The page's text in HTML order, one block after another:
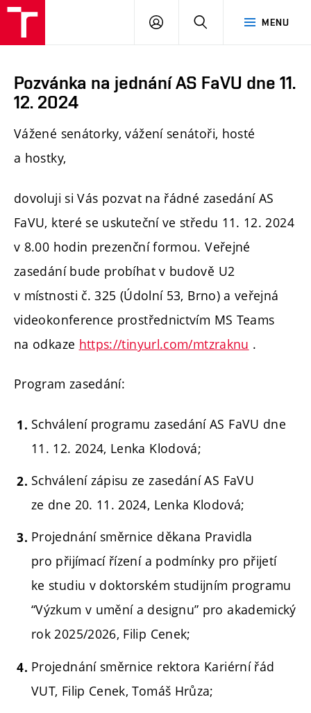
MENU
PŘIHLÁSIT
Pozvánka na jednání AS FaVU dne 11.
12. 2024
Vážené senátorky, vážení senátoři, hosté
a hostky,
dovoluji si Vás pozvat na řádné zasedání AS
FaVU, které se uskuteční ve středu 11. 12. 2024
v 8.00 hodin prezenční formou. Veřejné
zasedání bude probíhat v budově U2
v místnosti č. 325 (Údolní 53, Brno) a veřejná
videokonference prostřednictvím MS Teams
na odkaze https://tinyurl.com/mtzraknu .
Program zasedání:
Schválení programu zasedání AS FaVU dne
11. 12. 2024, Lenka Klodová;
Schválení zápisu ze zasedání AS FaVU
ze dne 20. 11. 2024, Lenka Klodová;
Projednání směrnice děkana Pravidla
pro přijímací řízení a podmínky pro přijetí
ke studiu v doktorském studijním programu
“Výzkum v umění a designu” pro akademický
rok 2025/2026, Filip Cenek;
Projednání směrnice rektora Kariérní řád
VUT, Filip Cenek, Tomáš Hrůza;